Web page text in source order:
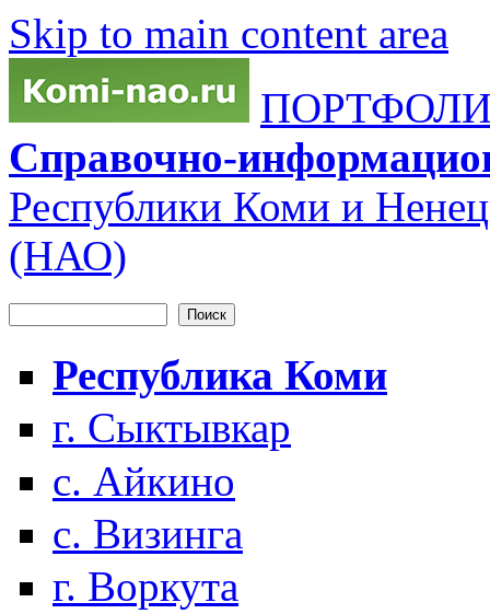
Skip to main content area
Справочно-
Республики Коми и
(НАО)
Форма поиска
Республика Коми
г. Сыктывкар
с. Айкино
с. Визинга
г. Воркута